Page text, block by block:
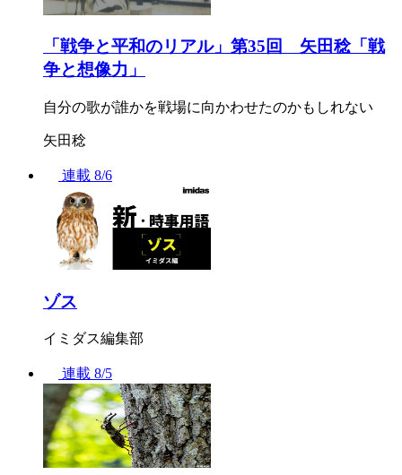
「戦争と平和のリアル」第35回 矢田稔「戦
争と想像力」
自分の歌が誰かを戦場に向かわせたのかもしれない
矢田稔
連載 8/6
ゾス
イミダス編集部
連載 8/5